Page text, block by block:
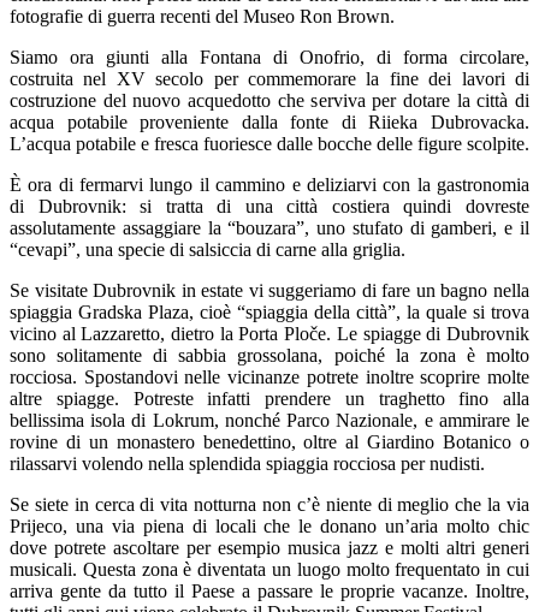
fotografie di guerra recenti del Museo Ron Brown.
Siamo ora giunti alla Fontana di Onofrio, di forma circolare,
costruita nel XV secolo per commemorare la fine dei lavori di
costruzione del nuovo acquedotto che serviva per dotare la città di
acqua potabile proveniente dalla fonte di Riieka Dubrovacka.
L’acqua potabile e fresca fuoriesce dalle bocche delle figure scolpite.
È ora di fermarvi lungo il cammino e deliziarvi con la gastronomia
di Dubrovnik: si tratta di una città costiera quindi dovreste
assolutamente assaggiare la “bouzara”, uno stufato di gamberi, e il
“cevapi”, una specie di salsiccia di carne alla griglia.
Se visitate Dubrovnik in estate vi suggeriamo di fare un bagno nella
spiaggia Gradska Plaza, cioè “spiaggia della città”, la quale si trova
vicino al Lazzaretto, dietro la Porta Ploče. Le spiagge di Dubrovnik
sono solitamente di sabbia grossolana, poiché la zona è molto
rocciosa. Spostandovi nelle vicinanze potrete inoltre scoprire molte
altre spiagge. Potreste infatti prendere un traghetto fino alla
bellissima isola di Lokrum, nonché Parco Nazionale, e ammirare le
rovine di un monastero benedettino, oltre al Giardino Botanico o
rilassarvi volendo nella splendida spiaggia rocciosa per nudisti.
Se siete in cerca di vita notturna non c’è niente di meglio che la via
Prijeco, una via piena di locali che le donano un’aria molto chic
dove potrete ascoltare per esempio musica jazz e molti altri generi
musicali. Questa zona è diventata un luogo molto frequentato in cui
arriva gente da tutto il Paese a passare le proprie vacanze. Inoltre,